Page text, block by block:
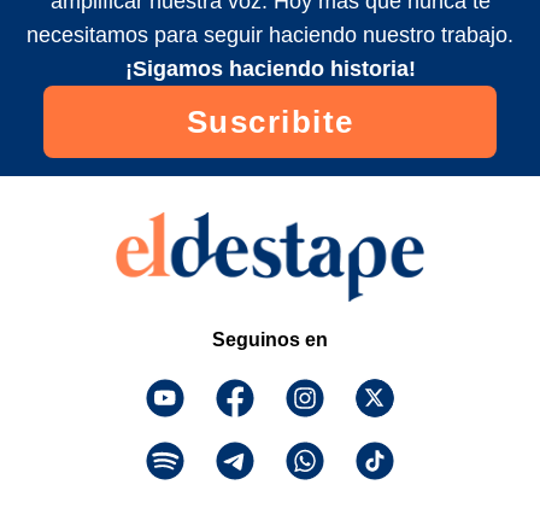
necesitamos para seguir haciendo nuestro trabajo.
¡Sigamos haciendo historia!
Suscribite
Seguinos en